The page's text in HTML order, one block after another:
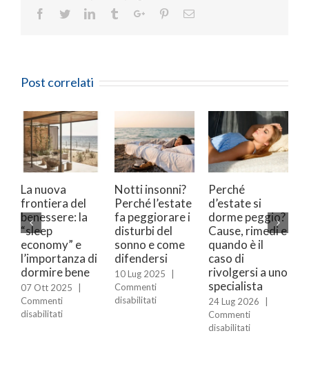
Facebook
TwitterLinkedinTumblrGoogle+PinterestEmail
Post correlati
Perché
d’estate si
dorme peggio?
Cause, rimedi e
quando è il
caso di
rivolgersi a uno
specialista
24 Lug 2026
Commenti
Agopuntura e
insonnia: un
approccio
integrato per
dormire meglio
11 Feb 2026
Commenti
disabilitati
Agopuntura
Sleep check-up
2025/26:
scopri la
promozione di
Natale!
16 Dic 2025
Commenti
disabilitati
Sleep